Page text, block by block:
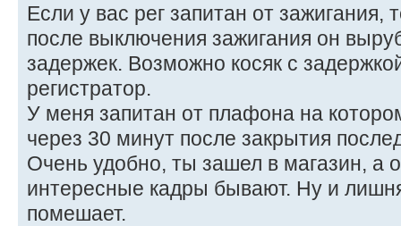
Если у вас рег запитан от зажигания,
после выключения зажигания он
задержек. Возможно косяк с
регистратор.
У меня запитан от плафона на
через 30 минут после закрытия
Очень удобно, ты зашел в магазин, а
интересные кадры бывают. Ну и
помешает.